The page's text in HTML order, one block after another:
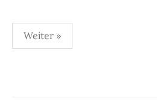
Seitennummerierung
der
Weiter »